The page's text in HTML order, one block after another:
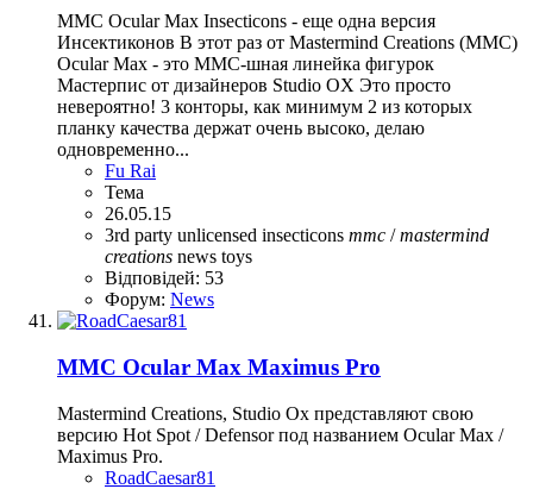
MMC Ocular Max Insecticons - еще одна версия
Инсектиконов В этот раз от Mastermind Creations (MMC)
Ocular Max - это ММС-шная линейка фигурок
Мастерпис от дизайнеров Studio OX Это просто
невероятно! 3 конторы, как минимум 2 из которых
планку качества держат очень высоко, делаю
одновременно...
Fu Rai
Тема
26.05.15
3rd party unlicensed insecticons mmc /mastermind
creations news toys
Відповідей: 53
Форум: News
MMC Ocular Max Maximus Pro
Mastermind Creations, Studio Ox представляют свою
версию Hot Spot / Defensor под названием Ocular Max /
Maximus Pro.
RoadCaesar81